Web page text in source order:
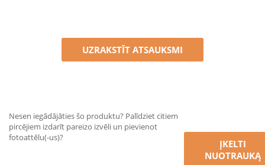
UZRAKSTĪT ATSAUKSMI
Nesen iegādājāties šo produktu? Palīdziet citiem
pircējiem izdarīt pareizo izvēli un pievienot
fotoattēlu(-us)?
ĮKELTI
NUOTRAUKĄ